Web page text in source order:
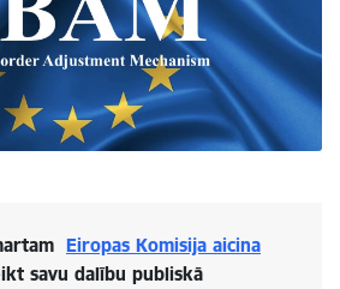
Eiropas Komisija aicina
savu dalību publiskā